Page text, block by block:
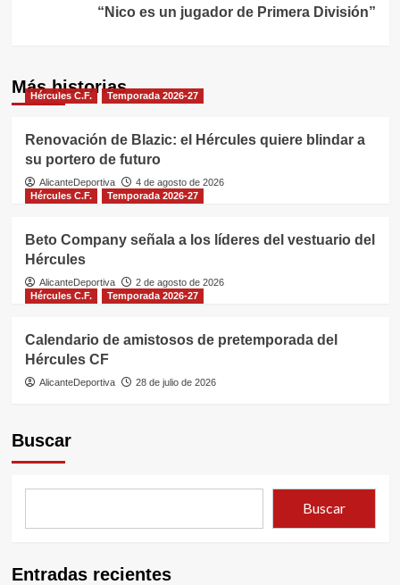
“Nico es un jugador de Primera División”
Más historias
Hércules C.F. Temporada 2026-27
Renovación de Blazic: el Hércules quiere blindar a
su portero de futuro
AlicanteDeportiva
4 de agosto de 2026
Hércules C.F.
Temporada 2026-27
Beto Company señala a los líderes del vestuario del
Hércules
AlicanteDeportiva
2 de agosto de 2026
Hércules C.F.
Temporada 2026-27
Calendario de amistosos de pretemporada del
Hércules CF
AlicanteDeportiva 28 de julio de 2026
Buscar
Buscar
Entradas recientes